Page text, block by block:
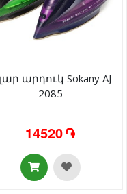
արդուկ Sokany AJ-
2085
14520 ֏